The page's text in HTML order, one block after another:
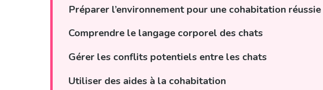
Préparer l’environnement pour une cohabitation réussie
Comprendre le langage corporel des chats
Gérer les conflits potentiels entre les chats
Utiliser des aides à la cohabitation